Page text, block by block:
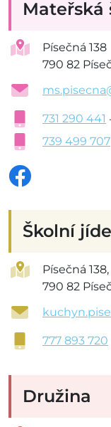
Mateřská
Písečná 138
790 82
731 290 441
739 499 707
Školní
Písečná 138,
790 82
777 893 720
Družina